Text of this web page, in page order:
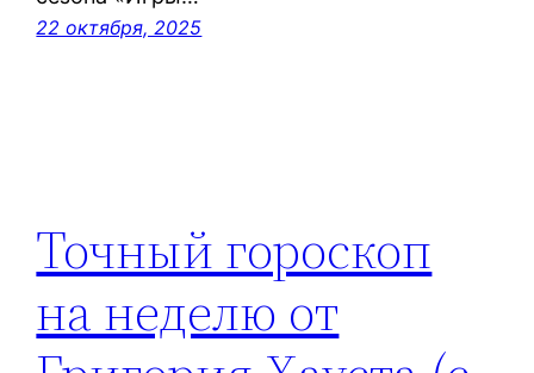
22 октября, 2025
Точный гороскоп
на неделю от